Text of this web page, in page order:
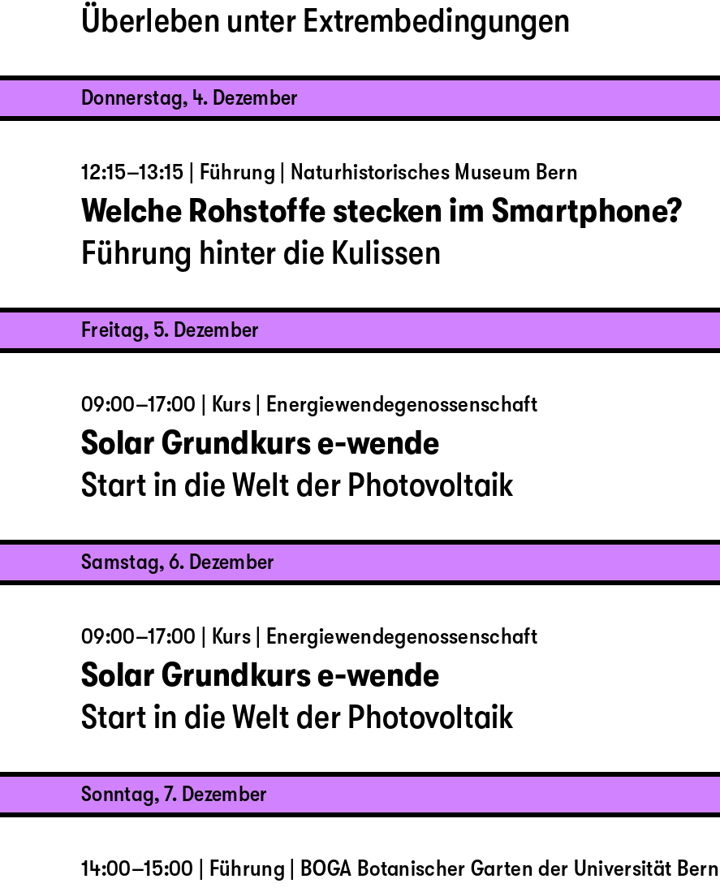
Überleben unter Extrembedingungen
Donnerstag, 4. Dezember
12:15–13:15 | Führung | Naturhistorisches Museum Bern
Welche Rohstoffe stecken im Smartphone?
Führung hinter die Kulissen
Freitag, 5. Dezember
09:00–17:00 | Kurs | Energiewendegenossenschaft
Solar Grundkurs e-wende
Start in die Welt der Photovoltaik
Samstag, 6. Dezember
09:00–17:00 | Kurs | Energiewendegenossenschaft
Solar Grundkurs e-wende
Start in die Welt der Photovoltaik
Sonntag, 7. Dezember
14:00–15:00 | Führung | BOGA Botanischer Garten der Universität Bern